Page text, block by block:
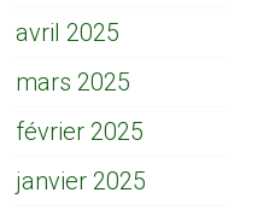
avril 2025
mars 2025
février 2025
janvier 2025